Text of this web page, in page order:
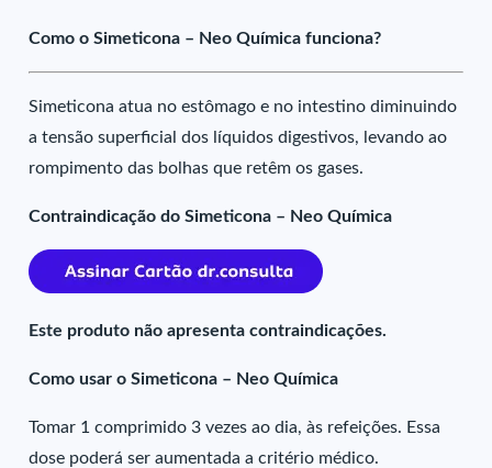
Como o Simeticona – Neo Química funciona?
Simeticona atua no estômago e no intestino diminuindo
a tensão superficial dos líquidos digestivos, levando ao
rompimento das bolhas que retêm os gases.
Contraindicação do Simeticona – Neo Química
Este produto não apresenta contraindicações.
Como usar o Simeticona – Neo Química
Tomar 1 comprimido 3 vezes ao dia, às refeições. Essa
dose poderá ser aumentada a critério médico.